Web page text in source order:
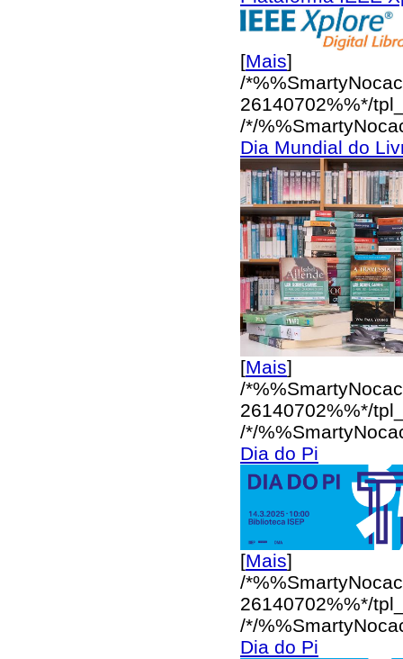
[Mais]
/
26140702%%*/
/*/
Dia Mundial do
[Mais]
/
26140702%%*/
/*/
Dia do Pi
[Mais]
/
26140702%%*/
/*/
Dia do Pi